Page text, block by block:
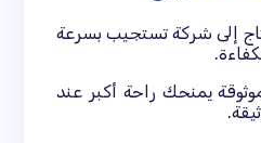
إلى شركة تستجيب بسرعة
يمنحك راحة أكبر عند